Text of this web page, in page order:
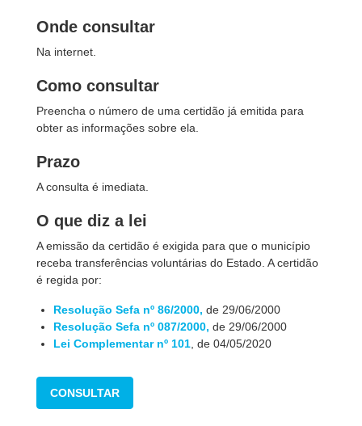
Onde consultar
Na internet.
Como consultar
Preencha o número de uma certidão já emitida para
obter as informações sobre ela.
Prazo
A consulta é imediata.
O que diz a lei
A emissão da certidão é exigida para que o município
receba transferências voluntárias do Estado. A certidão
é regida por:
Resolução Sefa nº 86/2000, de 29/06/2000
Resolução Sefa nº 087/2000,de 29/06/2000
Lei Complementar nº 101 , de 04/05/2020
CONSULTAR